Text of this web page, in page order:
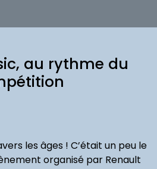
au rythme du
les âges ! C’était un peu le
organisé par Renault